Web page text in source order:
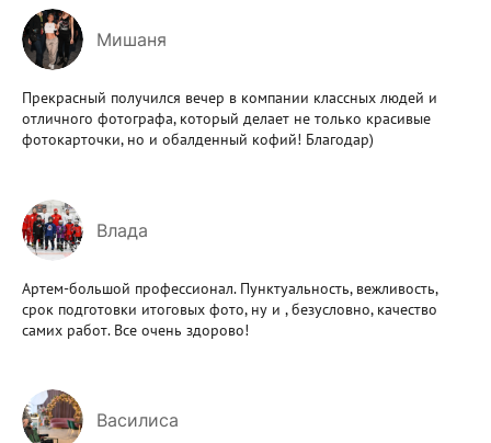
Мишаня
Прекрасный получился вечер в компании классных людей и
отличного фотографа, который делает не только красивые
фотокарточки, но и обалденный кофий! Благодар)
Влада
Артем-большой профессионал. Пунктуальность, вежливость,
срок подготовки итоговых фото, ну и , безусловно, качество
самих работ. Все очень здорово!
Василиса